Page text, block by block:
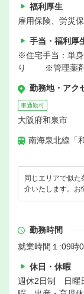
福利厚生
雇用保険、労災
手当・福利厚
※住宅手当：単
り ※管理薬剤
勤務地・アク
車通勤可
大阪府和泉市
南海泉北線「
同じエリアで似
介いたします。お
勤務時間
就業時間１:09時
休日・休暇
週休2日制 日